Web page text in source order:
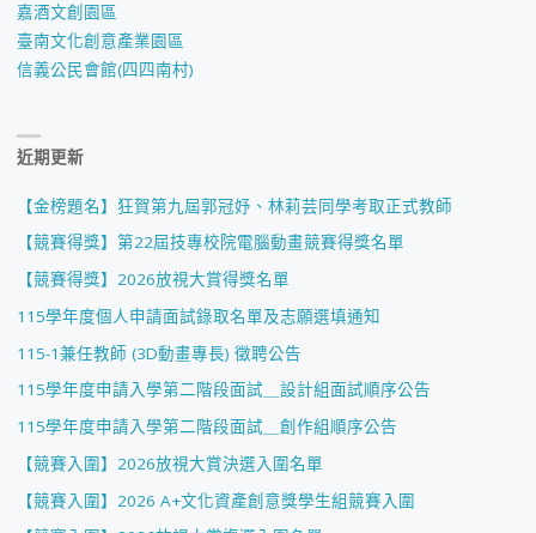
嘉酒文創園區
臺南文化創意產業園區
信義公民會館(四四南村)
近期更新
【金榜題名】狂賀第九屆郭冠妤、林莉芸同學考取正式教師
【競賽得獎】第22屆技專校院電腦動畫競賽得獎名單
【競賽得獎】2026放視大賞得獎名單
115學年度個人申請面試錄取名單及志願選填通知
115-1兼任教師 (3D動畫專長) 徵聘公告
115學年度申請入學第二階段面試＿設計組面試順序公告
115學年度申請入學第二階段面試＿創作組順序公告
【競賽入圍】2026放視大賞決選入圍名單
【競賽入圍】2026 A+文化資產創意獎學生組競賽入圍